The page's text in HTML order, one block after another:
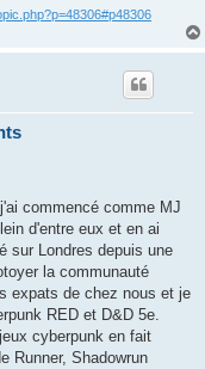
commencé comme MJ
d'entre eux et en ai
sur Londres depuis une
la communauté
expats de chez nous et je
RED et D&D 5e.
cyberpunk en fait
Runner, Shadowrun